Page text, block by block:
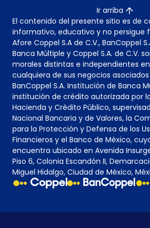
Ir arriba
El contenido del presente sitio es de
informativo, educativo y no persigue
Afore Coppel S.A de C.V., BanCoppel
Banca Múltiple y Coppel S.A. de C.V.
morales distintas e independientes
cualquiera de sus negocios
BanCoppel S.A. Institución de Banca
institución de crédito autorizada por
Hacienda y Crédito Público,
Nacional Bancaria y de Valores, la
para la Protección y Defensa de los
Financieros y el Banco de México,
encuentra ubicado en Avenida
Piso 6, Colonia Escandón II,
Miguel Hidalgo, Ciudad de México,